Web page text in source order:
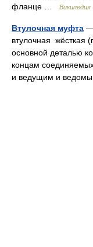
фланце …
Википедия
Втулочная муфта —
втулочная жёсткая
основной деталью
концам
и ведущим и